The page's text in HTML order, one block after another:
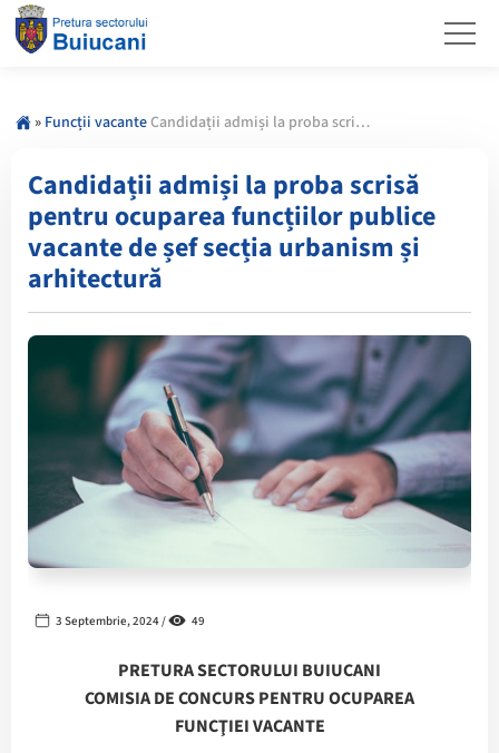
» Funcții vacante Candidații admiși la proba scrisă pentru ocuparea funcțiilor publice vacante de șef secția urbanism și arhitectură
Candidații admiși la proba scrisă
pentru ocuparea funcțiilor publice
vacante de șef secția urbanism și
arhitectură
3 Septembrie, 2024 / 49
PRETURA SECTORULUI BUIUCANI
COMISIA DE CONCURS PENTRU OCUPAREA
FUNCŢIEI VACANTE